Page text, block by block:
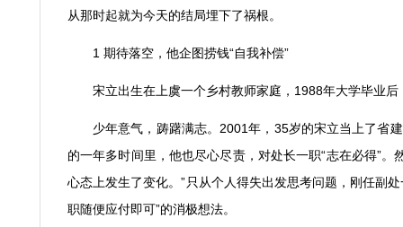
从那时起就为今天的结局埋下了祸根。
1 期待落空，他企图捞钱“自我补偿”
宋立出生在上虞一个乡村教师家庭， 1988年大学毕业后
少年意气，踌躇满志。 2001年， 35岁的宋立当上了省
的一年多时间里，他也尽心尽责，对处长一职“志在必得”。
心态上发生了变化。”只从个人得失出发思考问题，刚任副
职随便应付即可”的消极想法。